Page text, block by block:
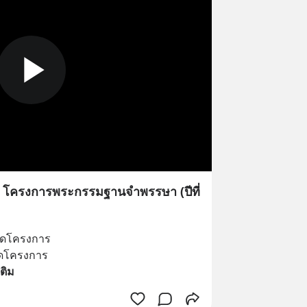
ครงการพระกรรมฐานจำพรรษา (ปีที่
โครงการ
ครงการ
ม